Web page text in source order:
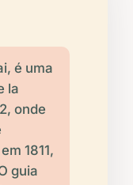
é uma
la
onde
1811,
guia